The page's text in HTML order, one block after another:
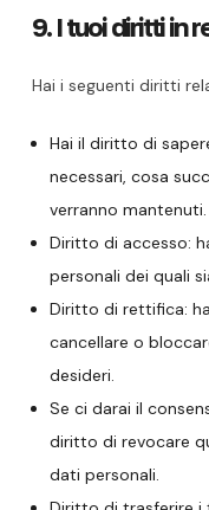
9. I tuoi diritti in
Hai i seguenti diritti
Hai il diritto di
necessari, cosa
verranno mantenuti.
Diritto di accesso:
personali dei quali
Diritto di rettifica:
cancellare o
desideri.
Se ci darai il
diritto di revocare
dati personali.